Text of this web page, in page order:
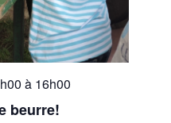
à 16h00
beurre!